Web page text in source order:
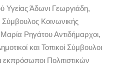
Υγείας Άδωνι Γεωργιάδη,
Σύμβουλος Κοινωνικής
Μαρία Ρηγάτου Αντιδήμαρχοι,
και Τοπικοί Σύμβουλοι
Πολιτιστικών